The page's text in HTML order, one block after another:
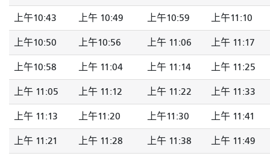
上午10:43 上午 10:49 上午10:59 上午11:10
上午10:50 上午10:56 上午 11:06 上午 11:17
上午10:58 上午 11:04 上午 11:14 上午 11:25
上午 11:05 上午 11:12 上午 11:22 上午 11:33
上午 11:13 上午11:20 上午11:30 上午 11:41
上午 11:21 上午 11:28 上午 11:38 上午 11:49